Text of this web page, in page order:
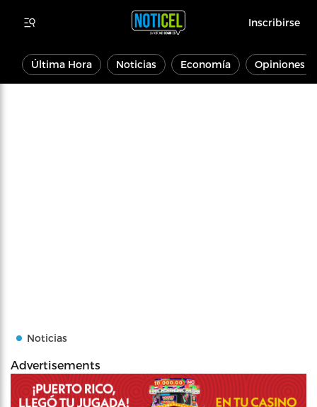
Inscribirse
Última Hora Noticias Economía Opiniones
Noticias
Advertisements